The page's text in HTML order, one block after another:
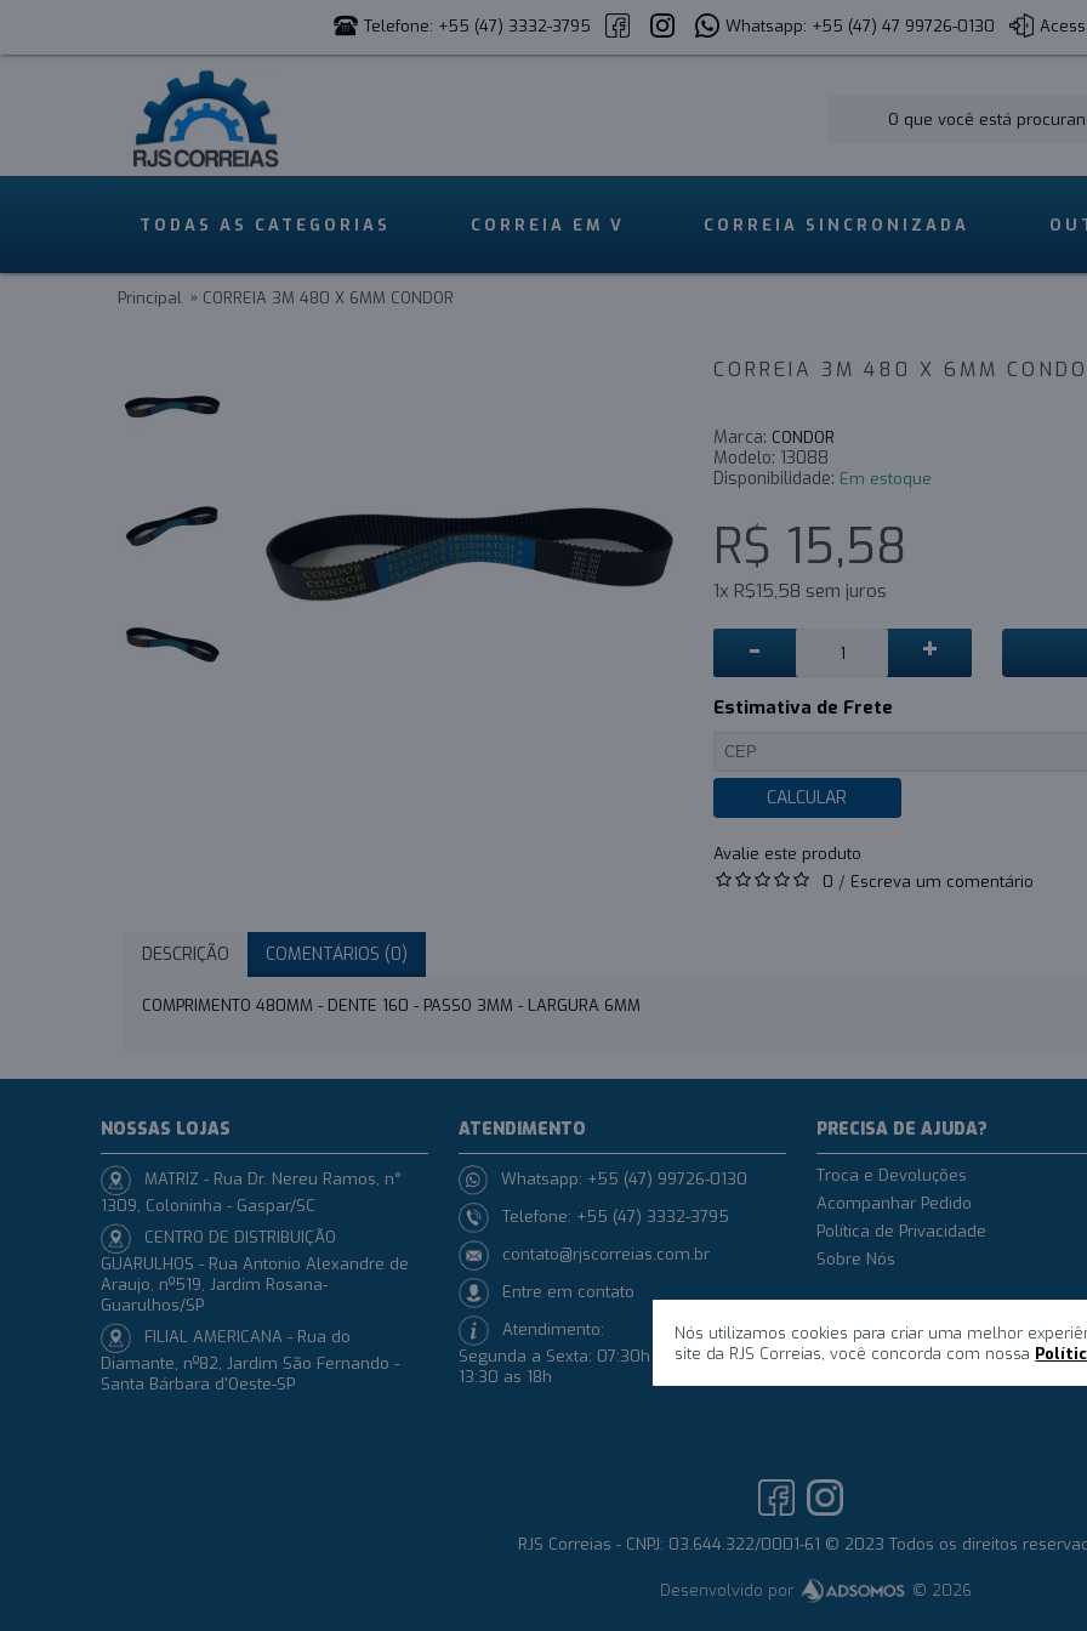
Telefone: +55 (47) 3332-3795 Whatsapp: +55 (47) 47 99726-0130
TODAS AS CATEGORIAS CORREIA EM V CORREIA SINCRONIZADA
Principal CORREIA 3M 480 X 6MM CONDOR
CORREIA 3M 480 X 6MM
Marca: CONDOR
Modelo: 13088
Disponibilidade: Em estoque
R$ 15,58
1x R$15,58 sem juros
- +
Estimativa de Frete
CALCULAR
0 / Escreva um comentário
DESCRIÇÃO COMENTÁRIOS (0)
COMPRIMENTO 480MM - DENTE 160 - PASSO 3MM - LARGURA 6MM
Nós utilizamos cookies para criar uma melhor
site da RJS Correias, você concorda com nossa
NOSSAS LOJAS
MATRIZ - Rua Dr. Nereu Ramos, n°
1309, Coloninha - Gaspar/SC
CENTRO DE DISTRIBUIÇÃO
GUARULHOS - Rua Antonio Alexandre de
Araujo, nº519, Jardim Rosana-
Guarulhos/SP
FILIAL AMERICANA - Rua do
Diamante, nº82, Jardim São Fernando -
Santa Bárbara d'Oeste-SP
ATENDIMENTO
Whatsapp: +55 (47) 99726-0130
Telefone: +55 (47) 3332-3795
contato@rjscorreias.com.br
Entre em contato
Atendimento:
Segunda a Sexta: 07:30h até 12h e das
13:30 as 18h
PRECISA DE AJUDA?
Troca e Devoluções
Acompanhar Pedido
Política de Privacidade
Sobre Nós
RJS Correias - CNPJ: 03.644.322/0001-61 © 2023 Todos os direitos
Desenvolvido por © 2026